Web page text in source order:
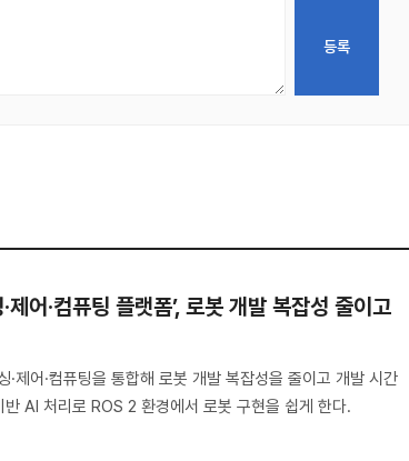
어·컴퓨팅 플랫폼’, 로봇 개발 복잡성 줄이고
제어·컴퓨팅을 통합해 로봇 개발 복잡성을 줄이고 개발 시간
AI 처리로 ROS 2 환경에서 로봇 구현을 쉽게 한다.